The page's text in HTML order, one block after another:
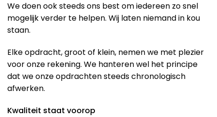
We doen ook steeds ons best om iedereen zo snel
mogelijk verder te helpen. Wij laten niemand in kou
staan.
Elke opdracht, groot of klein, nemen we met plezier
voor onze rekening. We hanteren wel het principe
dat we onze opdrachten steeds chronologisch
afwerken.
Kwaliteit staat voorop